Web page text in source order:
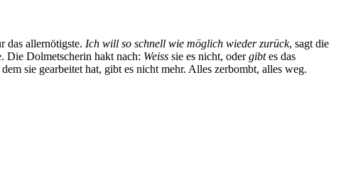
das allernötigste. Ich will so schnell wie möglich wieder zurück, sagt die
Die Dolmetscherin hakt nach: Weiss sie es nicht, odergibtes das
sie gearbeitet hat, gibt es nicht mehr. Alles zerbombt, alles weg.